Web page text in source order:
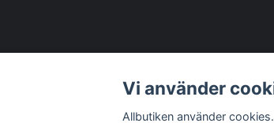
Vi använder
Allbutiken använder